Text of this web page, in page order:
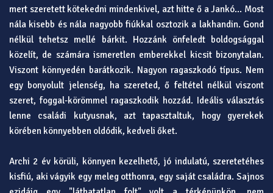
mert szeretett kötekedni mindenkivel, azt hitte ő a Jankó... Most
nála kisebb és nála nagyobb fiúkkal osztozik a lakhandin. Gond
nélkül tehetsz mellé bárkit. Hozzánk önfeledt boldogsággal
közelít, de számára ismeretlen emberekkel kicsit bizonytalan.
Viszont könnyedén barátkozik. Nagyon ragaszkodó típus. Nem
egy bonyolult jelenség, ha szereted, ő feltétel nélkül viszont
szeret, foggal-körömmel ragaszkodik hozzád. Ideális választás
lenne családi kutyusnak, azt tapasztaltuk, hogy gyerekek
körében könnyebben oldódik, kedveli őket.
Archi 2 év körüli, könnyen kezelhető, jó indulatú, szeretetéhes
kisfiú, aki vágyik egy meleg otthonra, egy saját családra. Sajnos